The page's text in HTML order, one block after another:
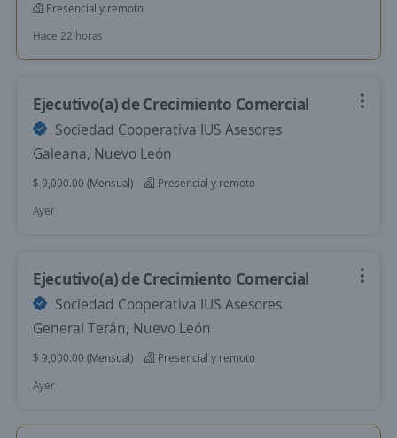
Presencial y remoto
Hace 22 horas
Ejecutivo(a) de Crecimiento Comercial
Sociedad Cooperativa IUS Asesores
Galeana, Nuevo León
$ 9,000.00 (Mensual)
Presencial y remoto
Ayer
Ejecutivo(a) de Crecimiento Comercial
Sociedad Cooperativa IUS Asesores
General Terán, Nuevo León
$ 9,000.00 (Mensual)
Presencial y remoto
Ayer